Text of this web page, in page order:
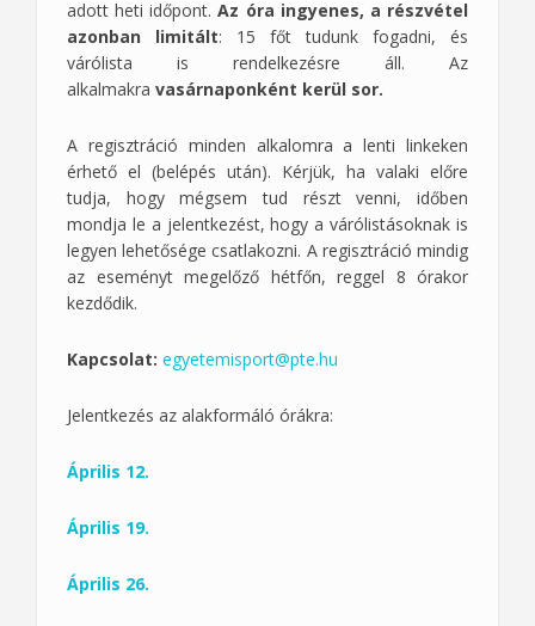
adott heti időpont.Az óra ingyenes, a részvétel
azonban limitált: 15 főt tudunk fogadni, és
várólista is rendelkezésre áll. Az
alkalmakra vasárnaponként kerül sor.
A regisztráció minden alkalomra a lenti linkeken
érhető el (belépés után). Kérjük, ha valaki előre
tudja, hogy mégsem tud részt venni, időben
mondja le a jelentkezést, hogy a várólistásoknak is
legyen lehetősége csatlakozni. A regisztráció mindig
az eseményt megelőző hétfőn, reggel 8 órakor
kezdődik.
Kapcsolat: egyetemisport@pte.hu
Jelentkezés az alakformáló órákra:
Április 12.
Április 19.
Április 26.